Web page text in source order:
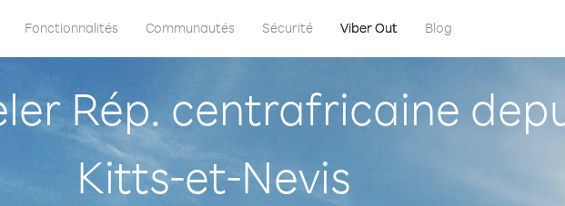
Fonctionnalités Communautés Sécurité Viber Out Blog
Rép. centrafricaine
Kitts-et-Nevis